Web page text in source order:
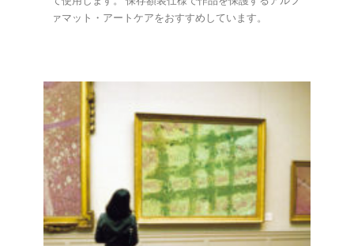
ァマット・アートケアをおすすめしています。